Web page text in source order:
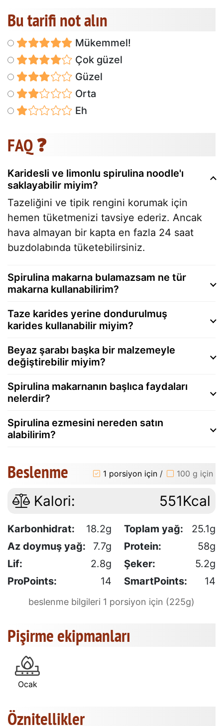
Bu tarifi not alın
Mükemmel!
Çok güzel
Güzel
Orta
Eh
FAQ ❓
Karidesli ve limonlu spirulina noodle'ı
saklayabilir miyim?
Tazeliğini ve tipik rengini korumak için
hemen tüketmenizi tavsiye ederiz. Ancak
hava almayan bir kapta en fazla 24 saat
buzdolabında tüketebilirsiniz.
Spirulina makarna bulamazsam ne tür
makarna kullanabilirim?
Taze karides yerine dondurulmuş
karides kullanabilir miyim?
Beyaz şarabı başka bir malzemeyle
değiştirebilir miyim?
Spirulina makarnanın başlıca faydaları
nelerdir?
Spirulina ezmesini nereden satın
alabilirim?
Beslenme 1 porsiyon için / 100 g için
Kalori: 551Kcal
Karbonhidrat: 18.2g Toplam yağ:
25.1g
Az doymuş yağ:
7.7g Protein:
58g
Lif:
2.8g Şeker:
5.2g
ProPoints:
14 SmartPoints: 14
beslenme bilgileri 1 porsiyon için (225g)
Pişirme ekipmanları
Ocak
Öznitellikler